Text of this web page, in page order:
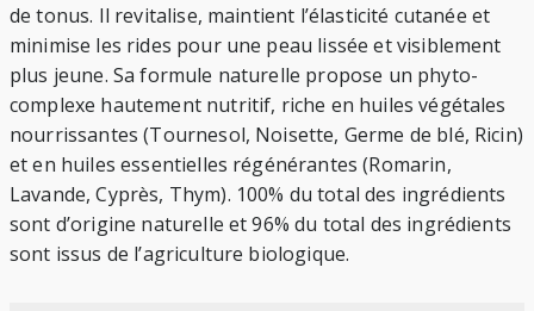
de tonus. Il revitalise, maintient l’élasticité cutanée et
minimise les rides pour une peau lissée et visiblement
plus jeune. Sa formule naturelle propose un phyto-
complexe hautement nutritif, riche en huiles végétales
nourrissantes (Tournesol, Noisette, Germe de blé, Ricin)
et en huiles essentielles régénérantes (Romarin,
Lavande, Cyprès, Thym). 100% du total des ingrédients
sont d’origine naturelle et 96% du total des ingrédients
sont issus de l’agriculture biologique.